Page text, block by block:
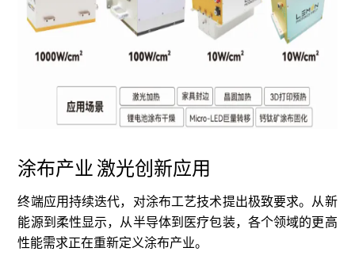
涂布产业 激光创新应用
终端应用持续迭代，对涂布工艺技术提出极致要求。从新
能源到柔性显示，从半导体到医疗包装，各个领域的更高
性能需求正在重新定义涂布产业。